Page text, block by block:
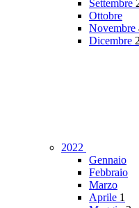
Settembre
Ottobre
Novembre
Dicembre 2
2022
Gennaio
Febbraio
Marzo
Aprile 1